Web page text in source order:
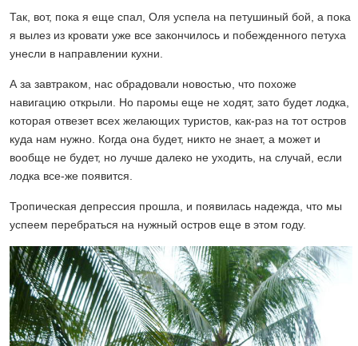
Так, вот, пока я еще спал, Оля успела на петушиный бой, а пока
я вылез из кровати уже все закончилось и побежденного петуха
унесли в направлении кухни.
А за завтраком, нас обрадовали новостью, что похоже
навигацию открыли. Но паромы еще не ходят, зато будет лодка,
которая отвезет всех желающих туристов, как-раз на тот остров
куда нам нужно. Когда она будет, никто не знает, а может и
вообще не будет, но лучше далеко не уходить, на случай, если
лодка все-же появится.
Тропическая депрессия прошла, и появилась надежда, что мы
успеем перебраться на нужный остров еще в этом году.